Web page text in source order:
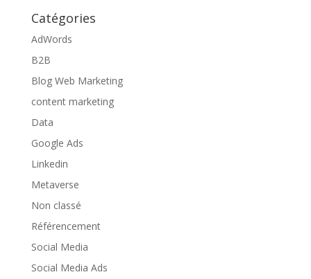
Catégories
AdWords
B2B
Blog Web Marketing
content marketing
Data
Google Ads
Linkedin
Metaverse
Non classé
Référencement
Social Media
Social Media Ads